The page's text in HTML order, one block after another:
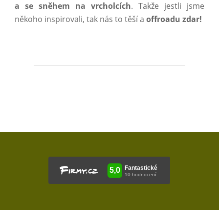
a se sněhem na vrcholcích. Takže jestli jsme
někoho inspirovali, tak nás to těší a offroadu zdar!